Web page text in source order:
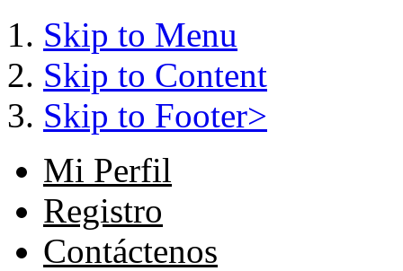
Skip to Menu
Skip to Content
Skip to Footer>
Mi Perfil
Registro
Contáctenos